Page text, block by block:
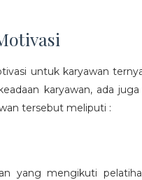
untuk karyawan
karyawan, ada
tersebut meliputi :
yang mengikuti